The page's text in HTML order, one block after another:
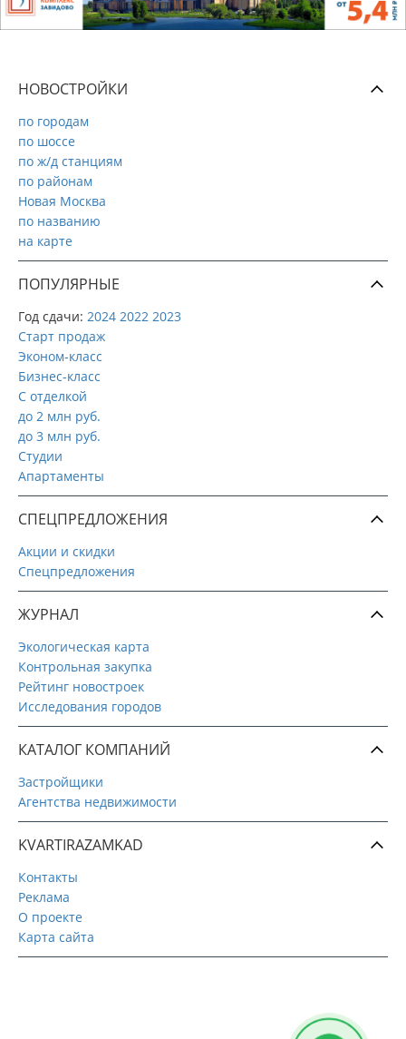
НОВОСТРОЙКИ
по городам
по шоссе
по ж/д станциям
по районам
Новая Москва
по названию
на карте
ПОПУЛЯРНЫЕ
Год сдачи: 2024 2022 2023
Старт продаж
Эконом-класс
Бизнес-класс
С отделкой
до 2 млн руб.
до 3 млн руб.
Студии
Апартаменты
СПЕЦПРЕДЛОЖЕНИЯ
Акции и скидки
Спецпредложения
ЖУРНАЛ
Экологическая карта
Контрольная закупка
Рейтинг новостроек
Исследования городов
КАТАЛОГ КОМПАНИЙ
Застройщики
Агентства недвижимости
KVARTIRAZAMKAD
Контакты
Реклама
О проекте
Карта сайта